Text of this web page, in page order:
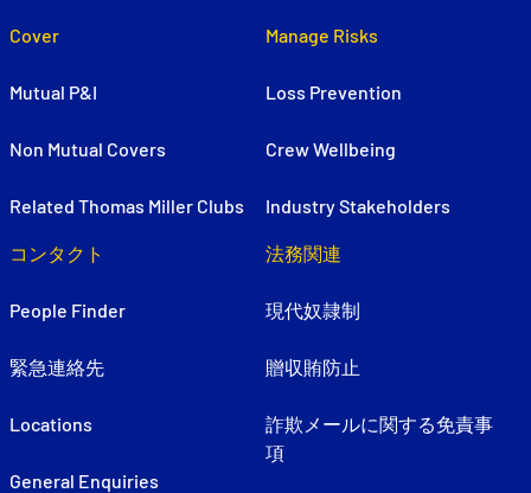
Cover
Mutual P&I
Non Mutual Covers
Related Thomas Miller Clubs
Manage Risks
Loss Prevention
Crew Wellbeing
Industry Stakeholders
コンタクト
People Finder
緊急連絡先
Locations
General Enquiries
法務関連
現代奴隷制
贈収賄防止
詐欺メールに関する免責事
項